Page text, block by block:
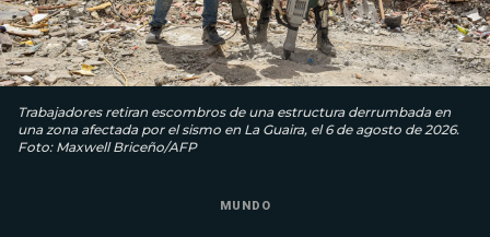
Trabajadores retiran escombros de una estructura derrumbada en
una zona afectada por el sismo en La Guaira, el 6 de agosto de 2026.
Foto: Maxwell Briceño/AFP
MUNDO